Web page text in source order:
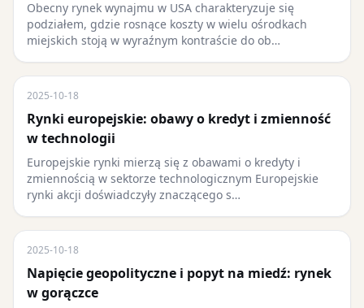
Obecny rynek wynajmu w USA charakteryzuje się
podziałem, gdzie rosnące koszty w wielu ośrodkach
miejskich stoją w wyraźnym kontraście do ob…
2025-10-18
Rynki europejskie: obawy o kredyt i zmienność
w technologii
Europejskie rynki mierzą się z obawami o kredyty i
zmiennością w sektorze technologicznym Europejskie
rynki akcji doświadczyły znaczącego s…
2025-10-18
Napięcie geopolityczne i popyt na miedź: rynek
w gorączce